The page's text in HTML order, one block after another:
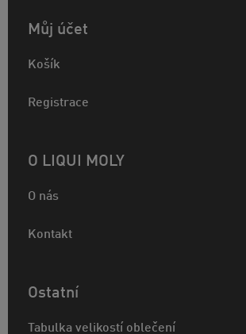
Můj účet
Košík
Registrace
O LIQUI MOLY
O nás
Kontakt
Ostatní
Tabulka velikostí oblečení